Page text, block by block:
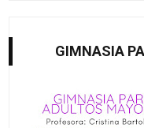
GIMNASIA